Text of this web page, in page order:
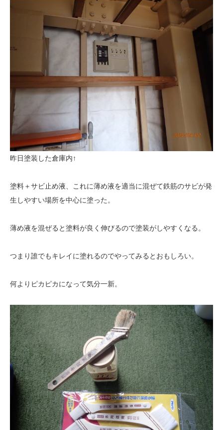
昨日塗装した倉庫内↑
塗料＋サビ止め液、これに薄め液を適当に混ぜて鉄筋のサビが発
生しやすい場所を中心に塗った。
薄め液を混ぜると塗料が良く伸びるので塗装がしやすくなる。
つまり誰でもキレイに塗れるのでやってみるとおもしろい。
何よりピカピカになって気分一新。